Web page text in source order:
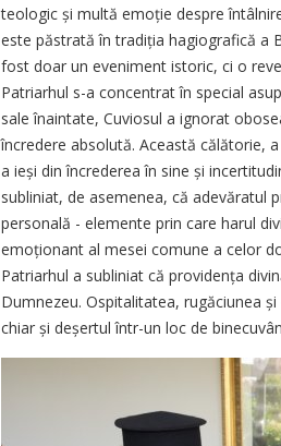
teologic și multă emoție despre
este păstrată în tradiția hagiografică a
fost doar un eveniment istoric, ci o
Patriarhul s-a concentrat în special
sale înaintate, Cuviosul a ignorat
încredere absolută. Această călătorie,
a ieși din încrederea în sine și
subliniat, de asemenea, că adevăratul
personală - elemente prin care harul
emoționant al mesei comune a celor
Patriarhul a subliniat că providența
Dumnezeu. Ospitalitatea, rugăciunea
chiar și deșertul într-un loc de